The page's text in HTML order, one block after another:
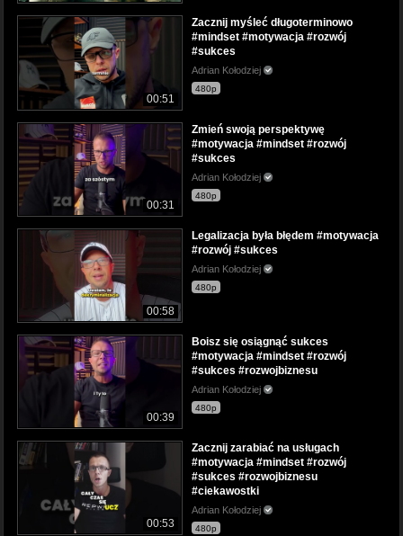
00:51
Zacznij myśleć długoterminowo
#mindset #motywacja #rozwój
#sukces
Adrian Kołodziej
480p
00:31
Zmień swoją perspektywę
#motywacja #mindset #rozwój
#sukces
Adrian Kołodziej
480p
00:58
Legalizacja była błędem #motywacja
#rozwój #sukces
Adrian Kołodziej
480p
00:39
Boisz się osiągnąć sukces
#motywacja #mindset #rozwój
#sukces #rozwojbiznesu
Adrian Kołodziej
480p
00:53
Zacznij zarabiać na usługach
#motywacja #mindset #rozwój
#sukces #rozwojbiznesu
#ciekawostki
Adrian Kołodziej
480p